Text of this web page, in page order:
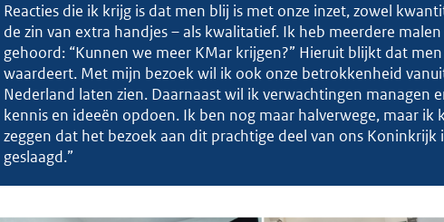
Reacties die ik krijg is dat men blij is met onze inzet, zowel
de zin van extra handjes – als kwalitatief. Ik heb meerdere
gehoord: “Kunnen we meer KMar krijgen?” Hieruit blijkt dat
waardeert. Met mijn bezoek wil ik ook onze betrokkenheid
Nederland laten zien. Daarnaast wil ik verwachtingen managen
kennis en ideeën opdoen. Ik ben nog maar halverwege, maar ik
zeggen dat het bezoek aan dit prachtige deel van ons Koninkrijk
geslaagd.”